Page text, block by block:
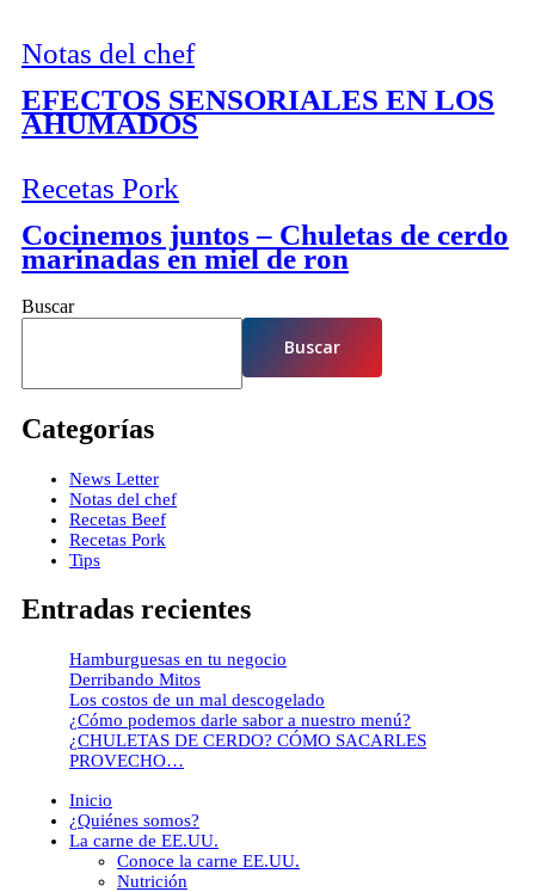
Notas del chef
EFECTOS SENSORIALES EN LOS
AHUMADOS
Recetas Pork
Cocinemos juntos – Chuletas de cerdo
marinadas en miel de ron
Buscar
Buscar
Categorías
News Letter
Notas del chef
Recetas Beef
Recetas Pork
Tips
Entradas recientes
Hamburguesas en tu negocio
Derribando Mitos
Los costos de un mal descogelado
¿Cómo podemos darle sabor a nuestro menú?
¿CHULETAS DE CERDO? CÓMO SACARLES
PROVECHO…
Close
Menu
Inicio
¿Quiénes somos?
La carne de EE.UU.
Conoce la carne EE.UU.
Nutrición